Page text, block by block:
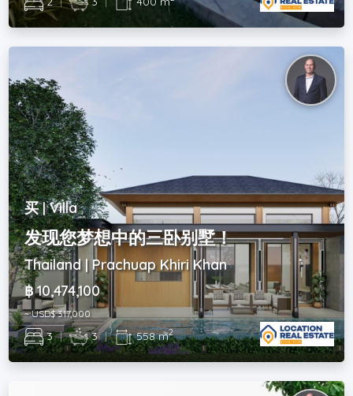
买 | Villa
发现您梦想中的三卧别墅！
Thailand | Prachuap Khiri Khan
฿ 10,474,100
~ USD$ 317,000
3 | 3 | 558 m2